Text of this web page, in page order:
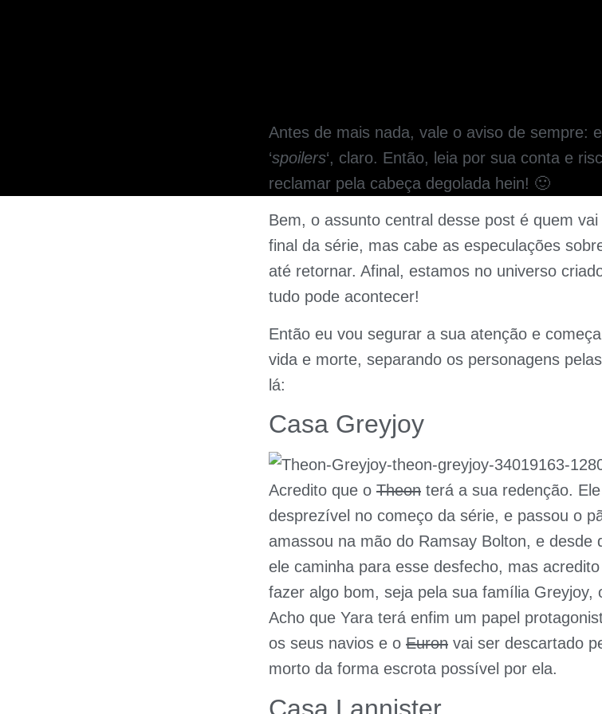
Antes de mais nada, vale o aviso de sempre:
‘spoilers‘, claro. Então, leia por sua conta e
reclamar pela cabeça degolada hein! 🙂
Bem, o assunto central desse post é quem
final da série, mas cabe as especulações
até retornar. Afinal, estamos no universo
tudo pode acontecer!
Então eu vou segurar a sua atenção e
vida e morte, separando os personagens
lá:
Casa Greyjoy
Acredito que o Theon terá a sua redenção.
desprezível no começo da série, e passou o
amassou na mão do Ramsay Bolton, e desde
ele caminha para esse desfecho, mas
fazer algo bom, seja pela sua família
Acho que Yara terá enfim um papel
os seus navios e o Euron vai ser descartado
morto da forma escrota possível por ela.
Casa Lannister